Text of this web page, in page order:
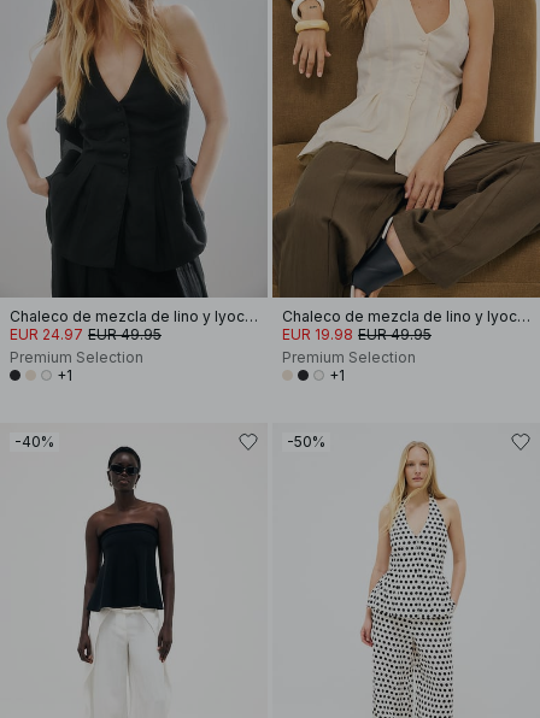
Chaleco de mezcla de lino y lyocell con cuello halter
EUR 24.97 EUR 49.95
Premium Selection
+1
Chaleco de mezcla de lino y lyocell con cuello halter
EUR 19.98 EUR 49.95
Premium Selection
+1
-40% -50%